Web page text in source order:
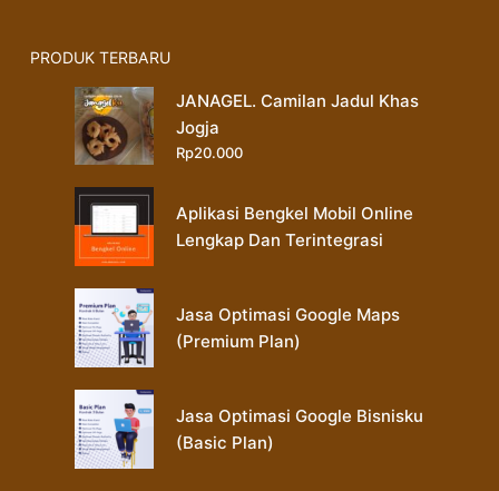
PRODUK TERBARU
JANAGEL. Camilan Jadul Khas
Jogja
Rp20.000
Aplikasi Bengkel Mobil Online
Lengkap Dan Terintegrasi
Jasa Optimasi Google Maps
(Premium Plan)
Jasa Optimasi Google Bisnisku
(Basic Plan)